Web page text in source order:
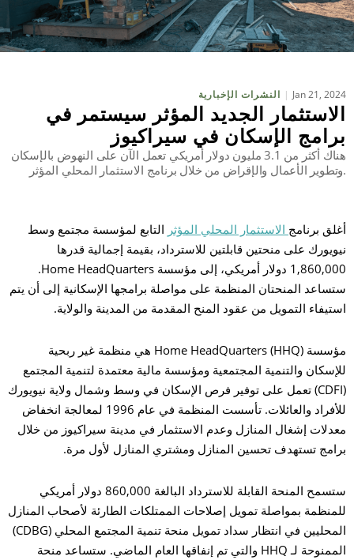
النشرات الإخبارية Jan 21, 2024
الاستثمار الجديد المؤثر سيستمر في
برامج الإسكان في سيراكيوز
هناك أكثر من 3.1 مليون دولار أمريكي تعمل الآن على النهوض بالإسكان
وتطوير الأعمال والإقراض من خلال برنامج الاستثمار المحلي المؤثر.
أغلق برنامج الاستثمار المحلي المؤثر التابع لمؤسسة مجتمع وسط
نيويورك على منحتين قابلتين للاسترداد، بقيمة إجمالية قدرها
1,860,000 دولار أمريكي، إلى مؤسسة Home HeadQuarters.
ستساعد المنحتان المنظمة على مواصلة برامجها الإسكانية إلى أن يتم
استيفاء التمويل من عقود المنح المقدمة من المدينة والولاية.
مؤسسة Home HeadQuarters (HHQ) هي منظمة غير ربحية
للإسكان والتنمية المجتمعية ومؤسسة مالية معتمدة لتنمية المجتمع
(CDFI) تعمل على توفير فرص الإسكان في وسط وشمال ولاية نيويورك
للأفراد والعائلات. تأسست المنظمة في عام 1996 لمعالجة انخفاض
معدلات إشغال المنازل وعدم الاستثمار في مدينة سيراكيوز من خلال
برامج تستهدف تحسين المنازل ومشتري المنازل لأول مرة.
ستسمح المنحة القابلة للاسترداد البالغة 860,000 دولار أمريكي
للمنظمة بمواصلة تمويل إصلاحات الممتلكات الطارئة لأصحاب المنازل
المحليين في انتظار سداد تمويل منحة تنمية المجتمع المحلي (CDBG)
الممنوحة لـ HHQ والتي تم إنفاقها العام الماضي. ستساعد منحة